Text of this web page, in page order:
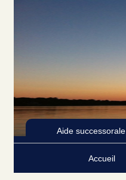
Aide successorale
Accueil